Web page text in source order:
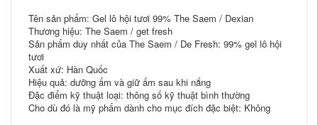
Tên sản phẩm: Gel lô hội tươi 99% The Saem / Dexian
Thương hiệu: The Saem / get fresh
Sản phẩm duy nhất của The Saem / De Fresh: 99% gel lô hội
tươi
Xuất xứ: Hàn Quốc
Hiệu quả: dưỡng ẩm và giữ ẩm sau khi nắng
Đặc điểm kỹ thuật loại: thông số kỹ thuật bình thường
Cho dù đó là mỹ phẩm dành cho mục đích đặc biệt: Không